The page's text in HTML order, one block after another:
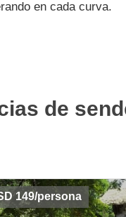
en cada curva.
de
149/persona